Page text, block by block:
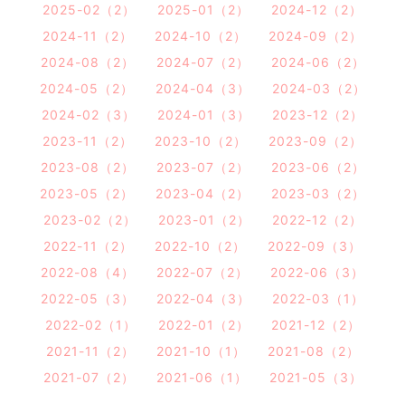
2025-02（2）
2025-01（2）
2024-12（2）
2024-11（2）
2024-10（2）
2024-09（2）
2024-08（2）
2024-07（2）
2024-06（2）
2024-05（2）
2024-04（3）
2024-03（2）
2024-02（3）
2024-01（3）
2023-12（2）
2023-11（2）
2023-10（2）
2023-09（2）
2023-08（2）
2023-07（2）
2023-06（2）
2023-05（2）
2023-04（2）
2023-03（2）
2023-02（2）
2023-01（2）
2022-12（2）
2022-11（2）
2022-10（2）
2022-09（3）
2022-08（4）
2022-07（2）
2022-06（3）
2022-05（3）
2022-04（3）
2022-03（1）
2022-02（1）
2022-01（2）
2021-12（2）
2021-11（2）
2021-10（1）
2021-08（2）
2021-07（2）
2021-06（1）
2021-05（3）